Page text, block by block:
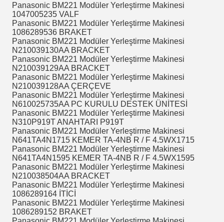
Panasonic BM221 Modüler Yerleştirme Makinesi
1047005235 VALF
Panasonic BM221 Modüler Yerleştirme Makinesi
1086289536 BRAKET
Panasonic BM221 Modüler Yerleştirme Makinesi
N210039130AA BRACKET
Panasonic BM221 Modüler Yerleştirme Makinesi
N210039129AA BRACKET
Panasonic BM221 Modüler Yerleştirme Makinesi
N210039128AA ÇERÇEVE
Panasonic BM221 Modüler Yerleştirme Makinesi
N610025735AA PC KURULU DESTEK ÜNİTESİ
Panasonic BM221 Modüler Yerleştirme Makinesi
N310P919T ANAHTARI P919T
Panasonic BM221 Modüler Yerleştirme Makinesi
N641TA4N1715 KEMER TA-4NB R / F 4.5WX1715
Panasonic BM221 Modüler Yerleştirme Makinesi
N641TA4N1595 KEMER TA-4NB R / F 4.5WX1595
Panasonic BM221 Modüler Yerleştirme Makinesi
N210038504AA BRACKET
Panasonic BM221 Modüler Yerleştirme Makinesi
1086289164 İTİCİ
Panasonic BM221 Modüler Yerleştirme Makinesi
1086289152 BRAKET